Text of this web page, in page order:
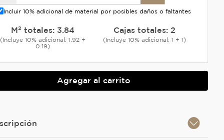
Incluir 10% adicional de material por posibles daños o faltantes
M² totales: 3.84
(Incluye 10% adicional: 1.92 +
0.19)
Cajas totales: 2
(Incluye 10% adicional: 1 + 1)
Agregar al carrito